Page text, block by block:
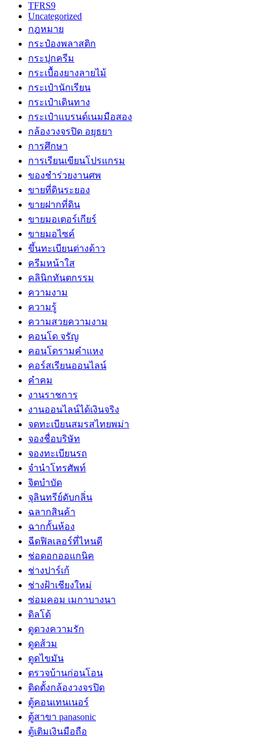
TFRS9
Uncategorized
กฎหมาย
กระป๋องพลาสติก
กระปุกครีม
กระเบื้องยางลายไม้
กระเป๋านักเรียน
กระเป๋าเดินทาง
กระเป๋าแบรนด์เนมมือสอง
กล้องวงจรปิด อยุธยา
การศึกษา
การเรียนเขียนโปรแกรม
ของชำร่วยงานศพ
ขายที่ดินระยอง
ขายฝากที่ดิน
ขายมอเตอร์เกียร์
ขายมอไซค์
ขึ้นทะเบียนต่างด้าว
ครีมหน้าใส
คลินิกทันตกรรม
ความงาม
ความรู้
ความสวยความงาม
คอนโด จรัญ
คอนโดรามคำแหง
คอร์สเรียนออนไลน์
คำคม
งานราชการ
งานออนไลน์ได้เงินจริง
จดทะเบียนสมรสไทยพม่า
จองชื่อบริษัท
จองทะเบียนรถ
จำนำโทรศัพท์
จิตบำบัด
จุลินทรีย์ดับกลิ่น
ฉลากสินค้า
ฉากกั้นห้อง
ฉีดฟิลเลอร์ที่ไหนดี
ช่อดอกออแกนิค
ช่างปาร์เก้
ช่างฝ้าเชียงใหม่
ซ่อมคอม เมกาบางนา
ดิลโด้
ดูดวงความรัก
ดูดส้วม
ดูดไขมัน
ตรวจบ้านก่อนโอน
ติดตั้งกล้องวงจรปิด
ตู้คอนเทนเนอร์
ตู้สาขา panasonic
ตู้เติมเงินมือถือ